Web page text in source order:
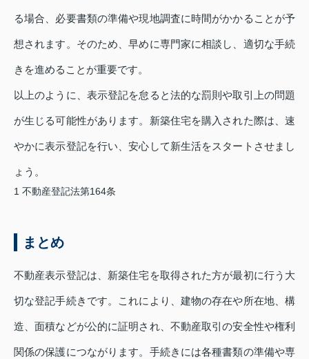
る場合、必要書類の準備や現地調査に時間がかかることが予
想されます。そのため、早めに専門家に相談し、適切な手続
きを進めることが重要です。
以上のように、表示登記を怠ると法的な罰則や取引上の問題
が生じる可能性があります。新築住宅を購入された際は、速
やかに表示登記を行い、安心して新生活をスタートさせまし
ょう。
1 不動産登記法第164条
まとめ
不動産表示登記は、新築住宅を取得された方が最初に行う大
切な登記手続きです。これにより、建物の存在や所在地、構
造、面積などが公的に証明され、不動産取引の安全性や権利
関係の保護につながります。手続きには各種書類の準備や専